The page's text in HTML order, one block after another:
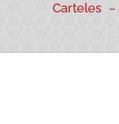
Carteles –